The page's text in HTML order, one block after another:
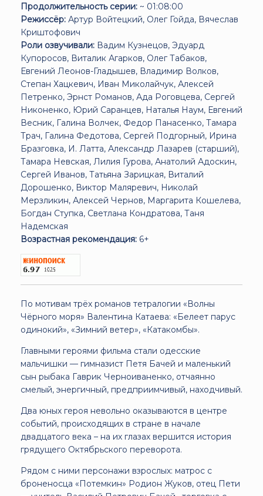
Продолжительность серии: ~ 01:08:00
Режиссёр: Артур Войтецкий, Олег Гойда, Вячеслав
Криштофович
Роли озвучивали: Вадим Кузнецов, Эдуард
Купоросов, Виталик Агарков, Олег Табаков,
Евгений Леонов-Гладышев, Владимир Волков,
Степан Хацкевич, Иван Миколайчук, Алексей
Петренко, Эрнст Романов, Ада Роговцева, Сергей
Никоненко, Юрий Саранцев, Наталья Наум, Евгений
Весник, Галина Волчек, Федор Панасенко, Тамара
Трач, Галина Федотова, Сергей Подгорный, Ирина
Бразговка, И. Латта, Александр Лазарев (старший),
Тамара Невская, Лилия Гурова, Анатолий Адоскин,
Сергей Иванов, Татьяна Зарицкая, Виталий
Дорошенко, Виктор Маляревич, Николай
Мерзликин, Алексей Чернов, Маргарита Кошелева,
Богдан Ступка, Светлана Кондратова, Таня
Надемская
Возрастная рекомендация: 6+
По мотивам трёх романов тетралогии «Волны
Чёрного моря» Валентина Катаева: «Белеет парус
одинокий», «Зимний ветер», «Катакомбы».
Главными героями фильма стали одесские
мальчишки — гимназист Петя Бачей и маленький
сын рыбака Гаврик Черноиваненко, отчаянно
смелый, энергичный, предприимчивый, находчивый.
Два юных героя невольно оказываются в центре
событий, происходящих в стране в начале
двадцатого века – на их глазах вершится история
грядущего Октябрьского переворота.
Рядом с ними персонажи взрослых: матрос с
броненосца «Потемкин» Родион Жуков, отец Пети